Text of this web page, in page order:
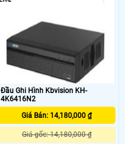
Đầu Ghi Hình Kbvision KH-
4K6416N2
Giá Bán: 14,180,000 ₫
Giá gốc: 14,180,000 ₫